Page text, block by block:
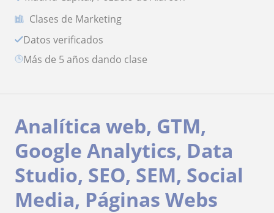
Clases de Marketing
Datos verificados
más de 5 años dando clase
Analítica web, GTM,
Google Analytics, Data
Studio, SEO, SEM, Social
Media, Páginas Webs